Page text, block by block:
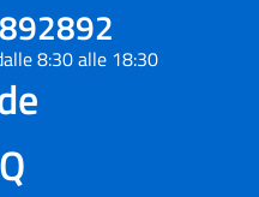
8:30 alle 18:30